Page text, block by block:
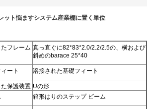
ット悩ますシステム産業棚に置く単位
フレーム 真っ直ぐに82*83*2.0/2.2/2.5の、 横および
斜めのbarace 25*40
ート 溶接された基礎フィート
保護装置 Uの形
箱形はりのステップ ビーム